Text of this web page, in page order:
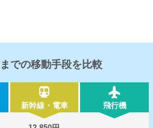
までの移動手段を比較
新幹線・電車 飛行機